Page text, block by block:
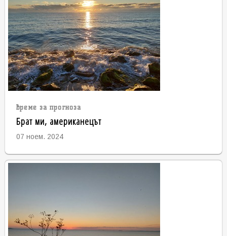
време за прогноза
Брат ми, американецът
07 ноем. 2024